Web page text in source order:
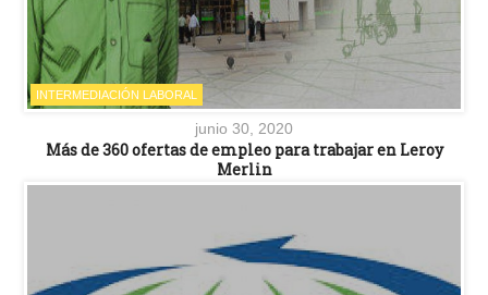
INTERMEDIACIÓN LABORAL
junio 30, 2020
Más de 360 ofertas de empleo para trabajar en Leroy
Merlin